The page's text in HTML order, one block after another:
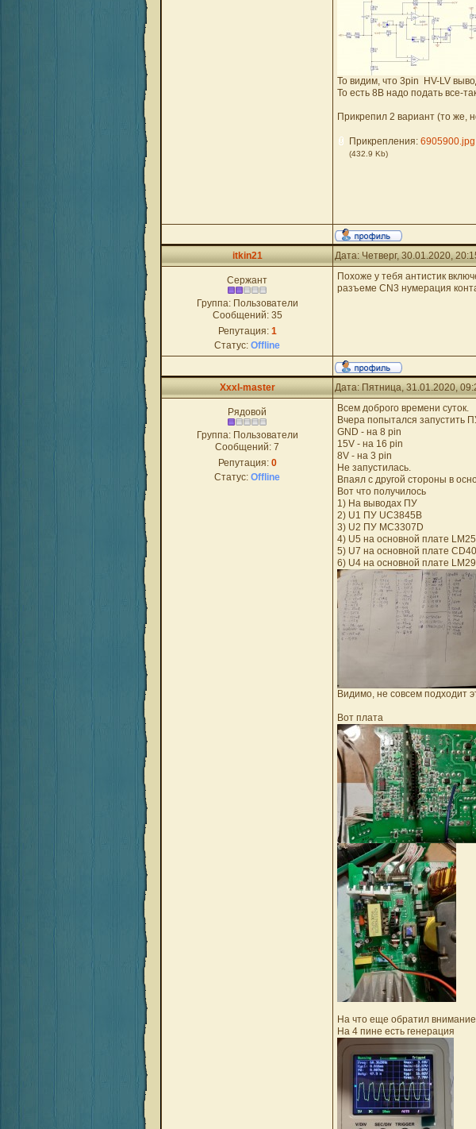
То видим, что 3pin HV-LV
То есть 8В надо подать все-
Прикрепил 2 вариант (то же,
Прикрепления: 6905900.jpg
(432.9 Kb)
itkin21 Дата: Четверг, 30.01.2020,
Сержант
Группа: Пользователи
Сообщений: 35
Репутация: 1
Статус: Offline
Похоже у тебя антистик
разъеме CN3 нумерация
Xxxl-master Дата: Пятница, 31.01.2020,
Рядовой
Группа: Пользователи
Сообщений: 7
Репутация: 0
Статус: Offline
Всем доброго времени суток.
Вчера попытался запустить
GND - на 8 pin
15V - на 16 pin
8V - на 3 pin
Не запустилась.
Впаял с другой стороны в
Вот что получилось
1) На выводах ПУ
2) U1 ПУ UC3845B
3) U2 ПУ MC3307D
4) U5 на основной плате
5) U7 на основной плате
6) U4 на основной плате
Видимо, не совсем подходит
Вот плата
На что еще обратил внимание
На 4 пине есть генерация